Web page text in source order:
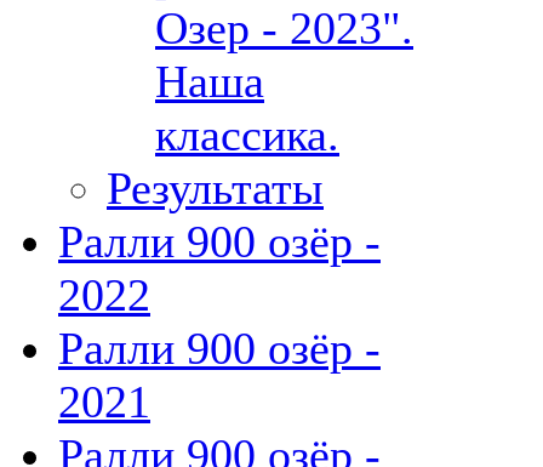
Озер - 2023".
Наша
классика.
Результаты
Ралли 900 озёр -
2022
Ралли 900 озёр -
2021
Ралли 900 озёр -